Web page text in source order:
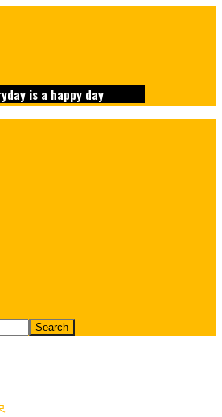
is a happy day